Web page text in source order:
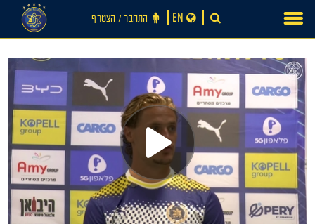
content
התחבר ‪/‬ הצטרף EN